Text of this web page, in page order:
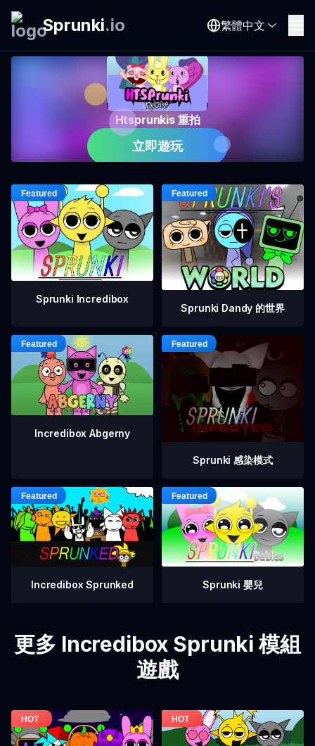
Sprunki.io 繁體中文
Htsprunkis 重拍
立即遊玩
Sprunki Incredibox
Sprunki Dandy 的世界
Incredibox Abgerny
Sprunki 感染模式
Incredibox Sprunked Sprunki 嬰兒
更多 Incredibox Sprunki 模組
遊戲